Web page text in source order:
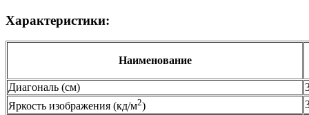
Характеристики:
Наименование
Диагональ (см)
Яркость изображения (кд/м2)